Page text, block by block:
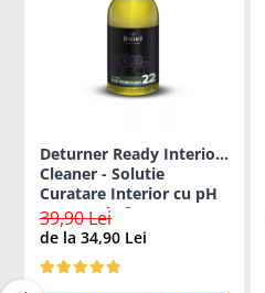
Deturner Ready Interior
Cleaner - Solutie
Curatare Interior cu pH
Neutru si Efect
Antibacterian 250ml
39,90 Lei
de la 34,90 Lei